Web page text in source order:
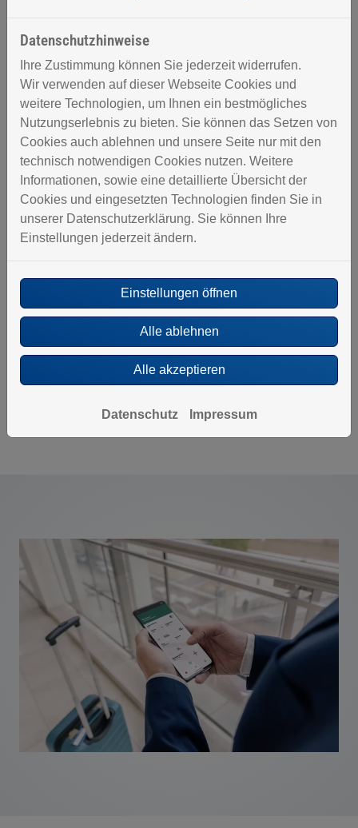
WLAN
**RE.GUARD 2.0 ist für Ein- bis Zweifamilienhäuser
konzipiert und nicht für große Wohnkomplexe mit mehr
als zwei Wohneinheiten geeignet.
Datenschutzhinweise
Ihre Zustimmung können Sie jederzeit widerrufen.
Wir verwenden auf dieser Webseite Cookies und
weitere Technologien, um Ihnen ein bestmögliches
Nutzungserlebnis zu bieten. Sie können das Setzen von
Cookies auch ablehnen und unsere Seite nur mit den
technisch notwendigen Cookies nutzen. Weitere
Informationen, sowie eine detaillierte Übersicht der
Cookies und eingesetzten Technologien finden Sie in
unserer Datenschutzerklärung. Sie können Ihre
Einstellungen jederzeit ändern.
Einstellungen öffnen
Alle ablehnen
Alle akzeptieren
Datenschutz Impressum